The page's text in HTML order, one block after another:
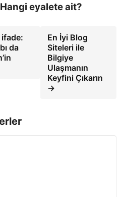
eyalete ait?
da
En İyi Blog
Siteleri ile
Bilgiye
Ulaşmanın
Keyfini Çıkarın
→